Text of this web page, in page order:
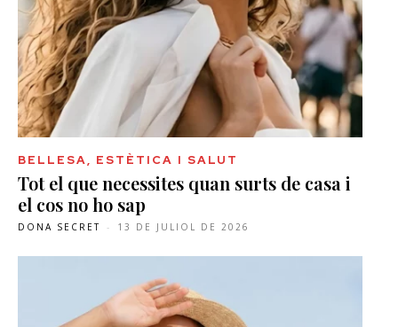
BELLESA, ESTÈTICA I SALUT
Tot el que necessites quan surts de casa i
el cos no ho sap
DONA SECRET - 13 DE JULIOL DE 2026